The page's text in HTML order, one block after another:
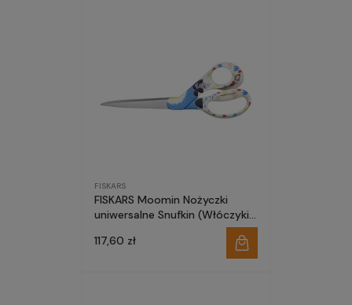
FISKARS
FISKARS Moomin Nożyczki
uniwersalne Snufkin (Włóczykij)
117,60 zł